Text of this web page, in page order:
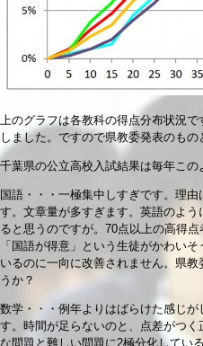
上のグラフは各教科の得点分布状況
しました。ですので県教委発表のも
千葉県の公立高校入試結果は毎年この
国語・・・一極集中しすぎです。理
す。文章量が多すぎます。英語のよ
ると思うのですが。70点以上の高得点
「国語が得意」という生徒がかわい
いるのに一向に改善されません。県
うか？
数学・・・例年よりはばらけた感じ
す。時間が足らないのと、点差がつ
な問題と難しい問題に2極分化してい